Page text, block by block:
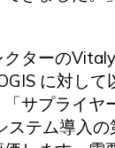
ターの
に対して
サプライヤ
ステム導入